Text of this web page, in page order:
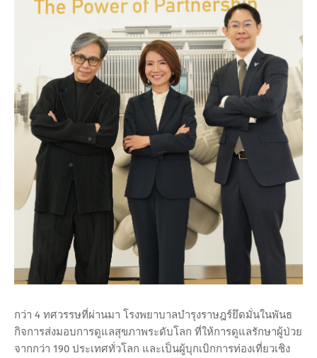
กว่า 4 ทศวรรษที่ผ่านมา โรงพยาบาลบำรุงราษฎร์ยึดมั่นในพันธ
กิจการส่งมอบการดูแลสุขภาพระดับโลก ที่ให้การดูแลรักษาผู้ป่วย
จากกว่า 190 ประเทศทั่วโลก และเป็นผู้บุกเบิกการท่องเที่ยวเชิง